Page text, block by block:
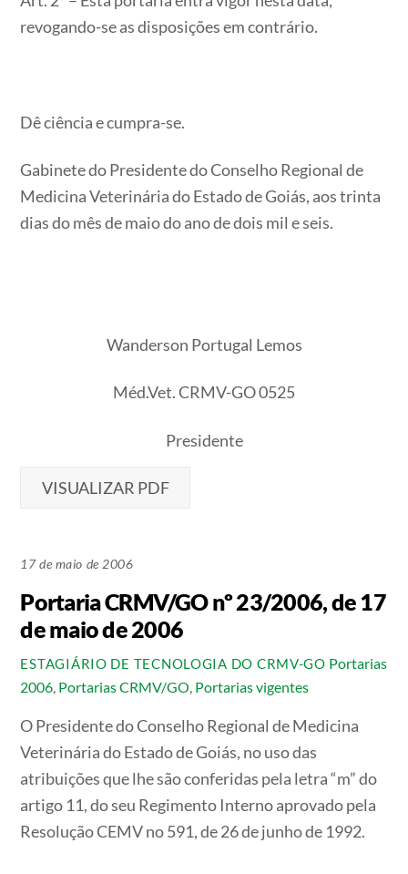
revogando-se as disposições em contrário.
Dê ciência e cumpra-se.
Gabinete do Presidente do Conselho Regional de
Medicina Veterinária do Estado de Goiás, aos trinta
dias do mês de maio do ano de dois mil e seis.
Wanderson Portugal Lemos
Méd.Vet. CRMV-GO 0525
Presidente
VISUALIZAR PDF
17 de maio de 2006
Portaria CRMV/GO nº 23/2006, de 17
de maio de 2006
ESTAGIÁRIO DE TECNOLOGIA DO CRMV-GO Portarias
2006, Portarias CRMV/GO, Portarias vigentes
O Presidente do Conselho Regional de Medicina
Veterinária do Estado de Goiás, no uso das
atribuições que lhe são conferidas pela letra “m” do
artigo 11, do seu Regimento Interno aprovado pela
Resolução CEMV no 591, de 26 de junho de 1992.